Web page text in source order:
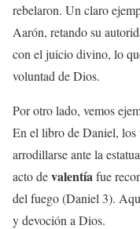
rebelaron. Un claro
Aarón, retando su
con el juicio divino, lo
voluntad de Dios.
Por otro lado, vemos
En el libro de Daniel, los
arrodillarse ante la
acto devalentía fue
del fuego (Daniel 3).
y devoción a Dios.